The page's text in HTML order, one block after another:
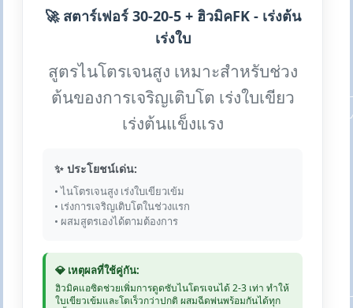
🚀 สตาร์เฟอร์ 30-20-5 + ฮิวมิคFK - เร่งต้น
เร่งใบ
สูตรไนโตรเจนสูง เหมาะสำหรับช่วง
ต้นของการเจริญเติบโต เร่งใบเขียว
เร่งต้นแข็งแรง
✨ ประโยชน์เด่น:
• ไนโตรเจนสูง เร่งใบเขียวเข้ม
• เร่งการเจริญเติบโตในช่วงแรก
• ผสมสูตรเองได้ตามต้องการ
💎 เหตุผลที่ใช้คู่กัน:
ฮิวมิคแอซิดช่วยเพิ่มการดูดซับไนโตรเจนได้ 2-3 เท่า ทำให้
ใบเขียวเข้มและโตเร็วกว่าปกติ ผสมฉีดพ่นพร้อมกันได้ทุก